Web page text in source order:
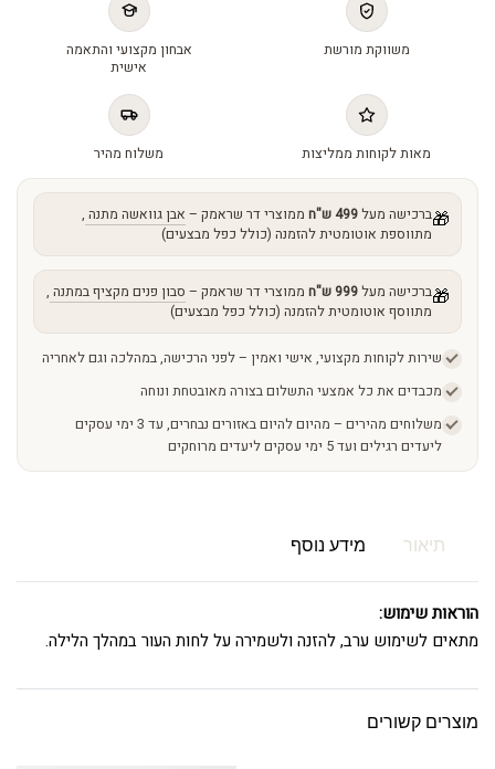
Creamמשווקת מורשת
אבחון מקצועי והתאמה
אישית
מאות לקוחות ממליצות משלוח מהיר
🎁ברכישה מעל499 ש"ח ממוצרי דר שראמק – אבן גוואשה מתנה ,
מתווספת אוטומטית להזמנה (כולל כפל מבצעים)
🎁ברכישה מעל999 ש"ח ממוצרי דר שראמק – סבון פנים מקציף במתנה ,
מתווסף אוטומטית להזמנה (כולל כפל מבצעים)
שירות לקוחות מקצועי, אישי ואמין – לפני הרכישה, במהלכה וגם לאחריה
מכבדים את כל אמצעי התשלום בצורה מאובטחת ונוחה
משלוחים מהירים – מהיום להיום באזורים נבחרים, עד 3 ימי עסקים
ליעדים רגילים ועד 5 ימי עסקים ליעדים מרוחקים
תיאור מידע נוסף
הוראות שימוש:
מתאים לשימוש ערב, להזנה ולשמירה על לחות העור במהלך הלילה.
מוצרים קשורים